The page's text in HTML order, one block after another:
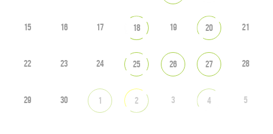
15 16 17 18 19 20 21
22 23 24 25 26 27 28
29 30 1 2 3 4 5